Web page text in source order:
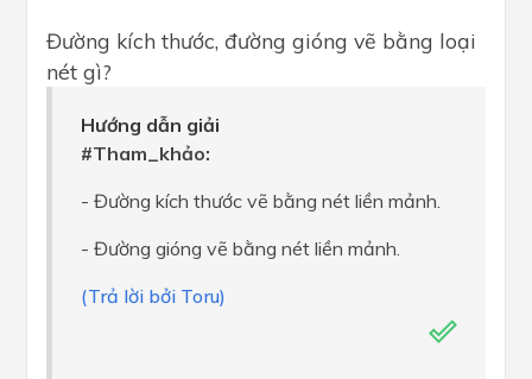
Đường kích thước, đường gióng vẽ bằng loại
nét gì?
Hướng dẫn giải
#Tham_khảo:
- Đường kích thước vẽ bằng nét liền mảnh.
- Đường gióng vẽ bằng nét liền mảnh.
(Trả lời bởi Toru)